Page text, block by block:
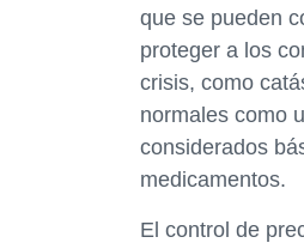
que se pueden
proteger a los
crisis, como
normales como
considerados
medicamentos.
El control de